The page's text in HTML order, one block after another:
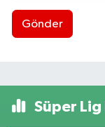
Gönder
Süper Lig